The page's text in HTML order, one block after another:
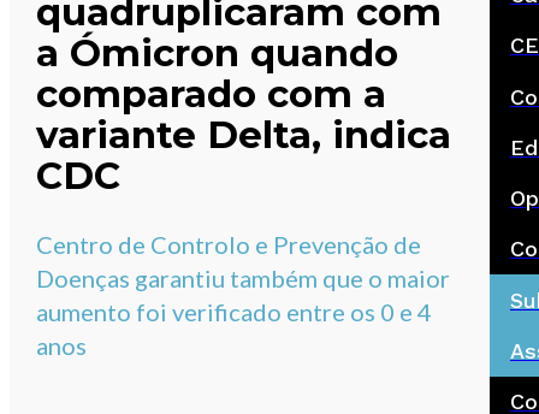
quadruplicaram com
a Ómicron quando
comparado com a
variante Delta, indica
CDC
Centro de Controlo e Prevenção de
Doenças garantiu também que o maior
aumento foi verificado entre os 0 e 4
anos